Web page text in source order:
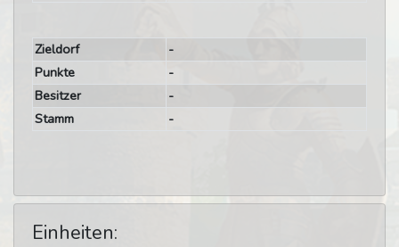
Zieldorf
-
Punkte
-
Besitzer
-
Stamm
-
Einheiten: